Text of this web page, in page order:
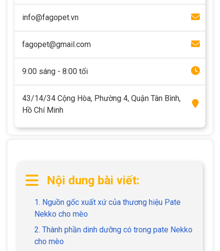
Nội dung bài viết:
1. Nguồn gốc xuất xứ của thương hiệu Pate
Nekko cho mèo
2. Thành phần dinh dưỡng có trong pate Nekko
cho mèo
info@fagopet.vn
fagopet@gmail.com
9:00 sáng - 8:00 tối
43/14/34 Cộng Hòa, Phường 4, Quận Tân Bình,
Hồ Chí Minh